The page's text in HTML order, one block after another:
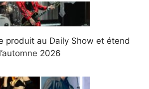
produit au Daily Show et étend
2026